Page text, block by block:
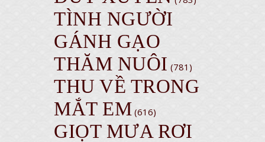
TÌNH NGƯỜI
GÁNH GẠO
THĂM NUÔI (781)
THU VỀ TRONG
MẮT EM (616)
GIỌT MƯA RƠI